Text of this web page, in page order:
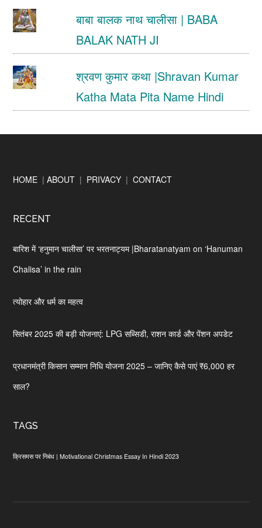
बाबा बालक नाथ चालीसा | BABA
BALAK NATH JI
श्रवण कुमार कथा |Shravan Kumar
Katha Mata Pita Name Hindi
Footer
HOME |ABOUT | PRIVACY |CONTACT
RECENT
बारिश में ‘हनुमान चालीसा’ पर भरतनाट्यम |Bharatanatyam on ‘Hanuman
Chalisa’ in the rain
त्योहार और धर्म का महत्व
सितंबर 2025 की बड़ी योजनाएं: LPG सब्सिडी, राशन कार्ड और पेंशन अपडेट
प्रधानमंत्री किसान सम्मान निधि योजना 2025 – जानिए कैसे पाएं ₹6,000 हर
साल?
TAGS
क्रिसमस पर निबंध | Motivational Christmas Essay In Hindi 2023